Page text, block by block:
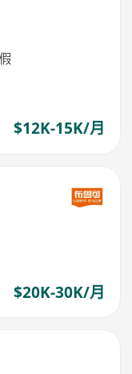
$12K-15K/月
$20K-30K/月